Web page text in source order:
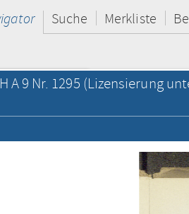
Suche Merkliste
A 9 Nr. 1295 (Lizensierung